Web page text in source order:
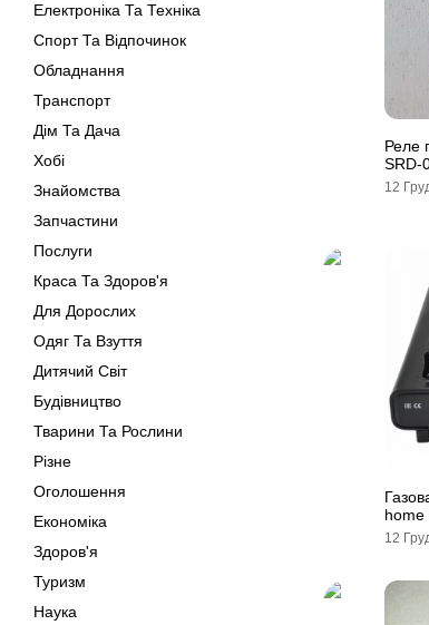
Електроніка Та Техніка
Спорт Та Відпочинок
Обладнання
Транспорт
Дім Та Дача
Хобі
Знайомства
Запчастини
Послуги
Краса Та Здоров'я
Для Дорослих
Одяг Та Взуття
Дитячий Світ
Будівництво
Тварини Та Рослини
Різне
Оголошення
Економіка
Здоров'я
Туризм
Наука
Реле
SRD-
12
home
12